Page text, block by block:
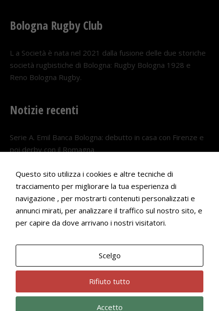
Bologna Rugby Club
L a Società è nata nel 2021 dalla fusione delle due storiche
società rugbistiche di Bologna: Rugby Bologna 1928 e
Reno Bologna Rugby.
Notizie recenti
Serie A. Emil Banca Bologna: debutto in casa con Firenze e
poi derby con il Romagna
Serie A. Il Bologna nel girone veneto
29 LUGLIO 2026
Francesco Andrei convocato al Camp estivo della nazionale
22 LUGLIO 2026
Bologna Rugby Club ASD P.IVA 03972091205
Questo sito utilizza i cookies e altre tecniche di
tracciamento per migliorare la tua esperienza di
navigazione , per mostrarti contenuti personalizzati e
annunci mirati, per analizzare il traffico sul nostro sito, e
per capire da dove arrivano i nostri visitatori.
Scelgo
Rifiuto tutto
Accetto